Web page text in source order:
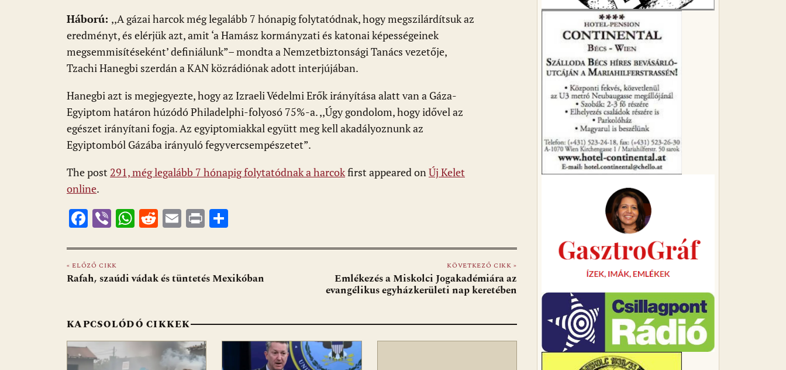
Háború: ,,A gázai harcok még legalább 7 hónapig folytatódnak, hogy megszilárdítsuk az
eredményt, és elérjük azt, amit ‘a Hamász kormányzati és katonai képességeinek
megsemmisítéseként’ definiálunk”– mondta a Nemzetbiztonsági Tanács vezetője,
Tzachi Hanegbi szerdán a KAN közrádiónak adott interjújában.
Hanegbi azt is megjegyezte, hogy az Izraeli Védelmi Erők irányítása alatt van a Gáza-
Egyiptom határon húzódó Philadelphi-folyosó 75%-a. ,,Úgy gondolom, hogy idővel az
egészet irányítani fogja. Az egyiptomiakkal együtt meg kell akadályoznunk az
Egyiptomból Gázába irányuló fegyvercsempészetet”.
The post 291, még legalább 7 hónapig folytatódnak a harcokfirst appeared onÚj Kelet
online.
F
e
b
k
Vi
er
W
at
s
p
p
R
d
di
E
ai
l
Pr
t za
m
« ELŐZŐ CIKK
Rafah, szaúdi vádak és tüntetés Mexikóban
KÖVETKEZŐ CIKK »
Emlékezés a Miskolci Jogakadémiára az
evangélikus egyházkerületi nap keretében
KAPCSOLÓDÓ CIKKEK